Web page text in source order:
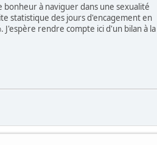
à naviguer dans une sexualité
statistique des jours d'encagement en
rendre compte ici d'un bilan à la